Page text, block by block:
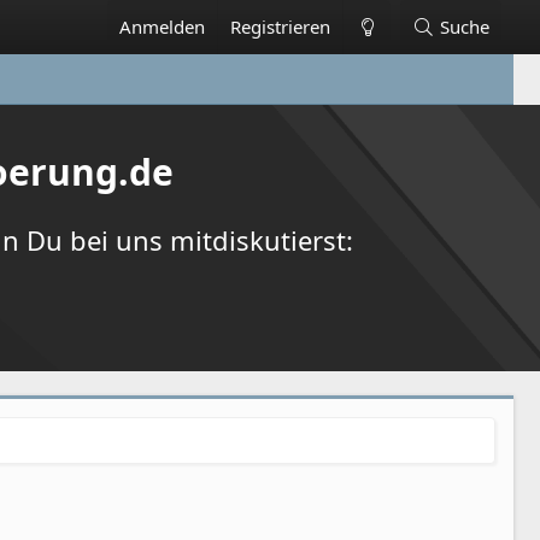
Anmelden Registrieren Suche
Du bei uns mitdiskutierst: